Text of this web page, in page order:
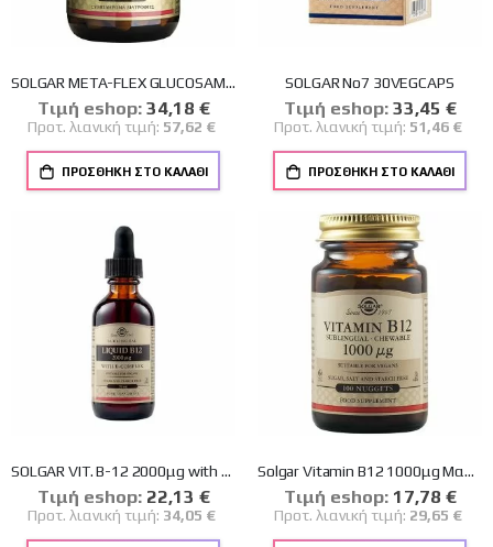
SOLGAR META-FLEX GLUCOSAMINE HYALURONIC ACID CHONDR.MSM TABS 60S
Tιμή eshop: Ειδική
Τιμή
34,18 €
Προτ. λιανική τιμή: 57,62 €
ΠΡΟΣΘΉΚΗ ΣΤΟ ΚΑΛΆΘΙ
SOLGAR No7 30VEGCAPS
Tιμή eshop: Ειδική
Τιμή
33,45 €
Προτ. λιανική τιμή: 51,46 €
ΠΡΟΣΘΉΚΗ ΣΤΟ ΚΑΛΆΘΙ
SOLGAR VIT. B-12 2000μg with B-Complex liquid 59ml
Tιμή eshop: Ειδική
Τιμή
22,13 €
Προτ. λιανική τιμή: 34,05 €
Solgar Vitamin B12 1000μg Μασώμενα Δισκία Βιταμίνη B12 για την Ομαλή Λειτουργία του Νευρικού Συστήματος, 100nuggets
Tιμή eshop: Ειδική
Τιμή
17,78 €
Προτ. λιανική τιμή: 29,65 €